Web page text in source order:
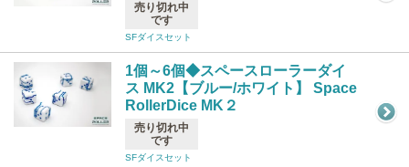
売り切れ中
です
SFダイスセット
1個～6個◆スペースローラーダイ
ス MK2【ブルー/ホワイト】 Space
RollerDice MK２
売り切れ中
です
SFダイスセット